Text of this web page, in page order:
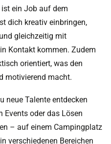
ein Job auf dem
dich kreativ einbringen,
gleichzeitig mit
Kontakt kommen. Zudem
orientiert, was den
motivierend macht.
neue Talente entdecken
Events oder das Lösen
– auf einem Campingplatz
verschiedenen Bereichen